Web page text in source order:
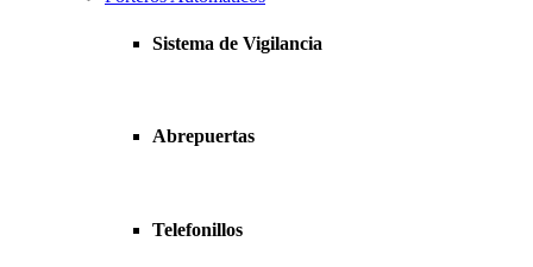
Sistema de Vigilancia
Abrepuertas
Telefonillos